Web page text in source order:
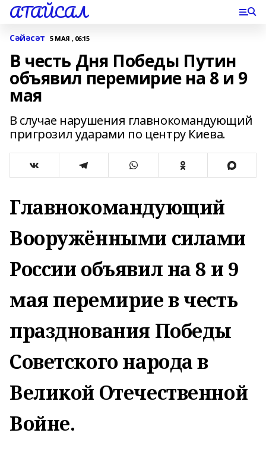
АТАЙСАЛ
Сәйәсәт 5 МАЯ , 06:15
В честь Дня Победы Путин
объявил перемирие на 8 и 9
мая
В случае нарушения главнокомандующий
пригрозил ударами по центру Киева.
Главнокомандующий
Вооружёнными силами
России объявил на 8 и 9
мая перемирие в честь
празднования Победы
Советского народа в
Великой Отечественной
Войне.